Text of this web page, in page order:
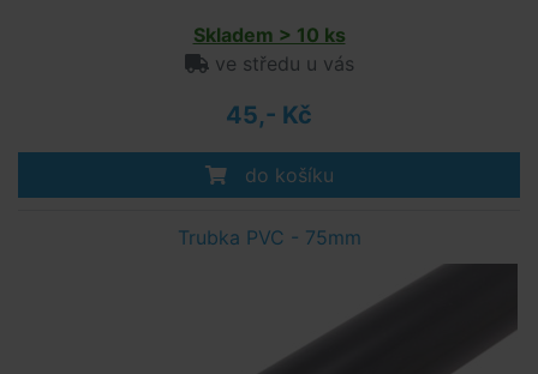
Skladem > 10 ks
ve středu u vás
45,- Kč
do košíku
Trubka PVC - 75mm